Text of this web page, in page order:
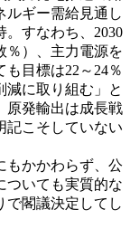
ルギー需給見通し
。すなわち、2030
％）、主力電源を
目標は22～24％
減に取り組む」と
原発輸出は成長戦
記こそしていない
もかかわらず、公
ついても実質的な
で閣議決定してし